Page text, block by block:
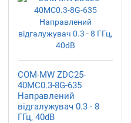
COM-MW ZDC25-
40MC0.3-8G-635
Направлений
відгалужувач 0.3 - 8
ГГц, 40dB